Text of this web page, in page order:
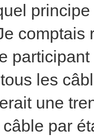
les
une
par